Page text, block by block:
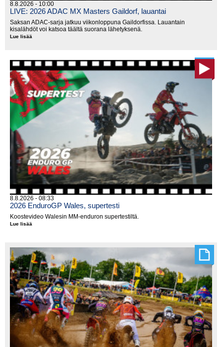
8.8.2026 - 10:00
LIVE: 2026 ADAC MX Masters Gaildorf, lauantai
Saksan ADAC-sarja jatkuu viikonloppuna Gaildorfissa. Lauantain
kisalähdöt voi katsoa täältä suorana lähetyksenä.
Lue lisää
Gaildorf,
lauantai
8.8.2026 - 08:33
2026 EnduroGP Wales, supertesti
Koostevideo Walesin MM-enduron supertestiltä.
Lue lisää